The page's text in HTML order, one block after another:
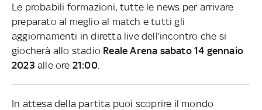
Le probabili formazioni, tutte le news per arrivare
preparato al meglio al match e tutti gli
aggiornamenti in diretta live dell’incontro che si
giocherà allo stadio Reale Arena sabato 14 gennaio
2023 alle ore 21:00.
In attesa della partita puoi scoprire il mondo